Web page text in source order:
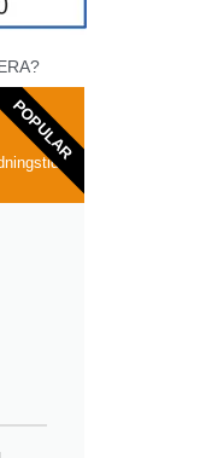
POPULAR